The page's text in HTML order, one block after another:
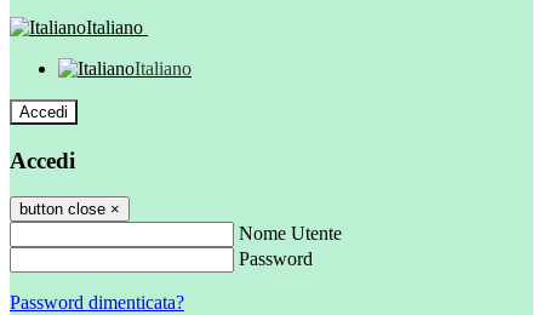
Italiano
Italiano
Accedi
Accedi
button close ×
Nome Utente
Password
Password dimenticata?